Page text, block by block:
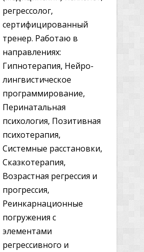
регрессолог,
сертифицированный
тренер. Работаю в
направлениях:
Гипнотерапия, Нейро-
лингвистическое
программирование,
Перинатальная
психология, Позитивная
психотерапия,
Системные расстановки,
Сказкотерапия,
Возрастная регрессия и
прогрессия,
Реинкарнационные
погружения с
элементами
регрессивного и